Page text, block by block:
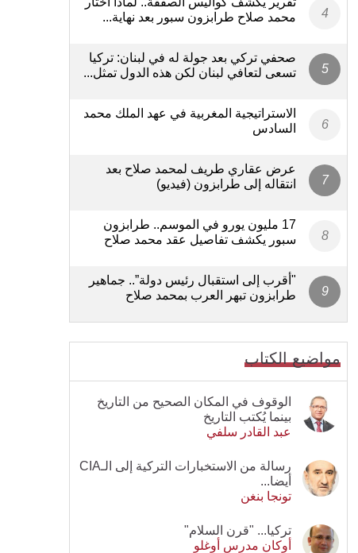
محمد صلاح طرابزون سبور بعد نهاية...
صحفي تركي بعد جولة له في لبنان: تركيا
تسعى لتعافي لبنان لكن هذه الدول تمثل...
الاستراتيجية المغربية في عهد الملك محمد
السادس
عرض عقاري طريف لمحمد صلاح بعد
انتقاله إلى طرابزون (فيديو)
17 مليون يورو في الموسم.. طرابزون
سبور يكشف تفاصيل عقد محمد صلاح
"أقرب إلى استقبال رئيس دولة”.. جماهير
طرابزون تبهر العرب بمحمد صلاح
مواضيع الكتاب
الوقوف في المكان الصحيح من التاريخ
بينما يُكتب التاريخ
عبد القادر سلفي
رسالة من الاستخبارات التركية إلى الـCIA
أيضا...
تونجا بنغن
تركيا... "قرن السلام"
أوكان مدرس أوغلو